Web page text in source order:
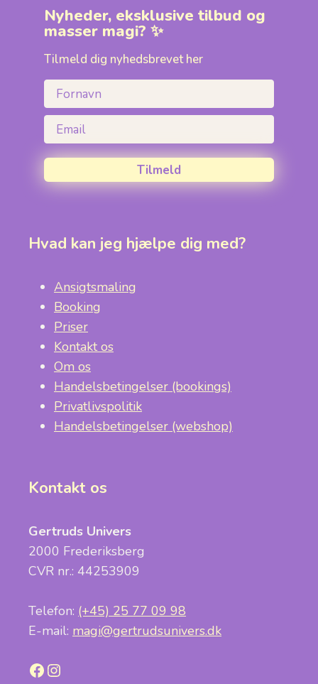
Nyheder, eksklusive tilbud og
masser magi? ✨
Tilmeld dig nyhedsbrevet her
Fornavn
Email
Tilmeld
Hvad kan jeg hjælpe dig med?
Ansigtsmaling
Booking
Priser
Kontakt os
Om os
Handelsbetingelser (bookings)
Privatlivspolitik
Handelsbetingelser (webshop)
Kontakt os
Gertruds Univers
2000 Frederiksberg
CVR nr.: 44253909
Telefon: (+45) 25 77 09 98
E-mail: magi@gertrudsunivers.dk
Facebook
Instagram